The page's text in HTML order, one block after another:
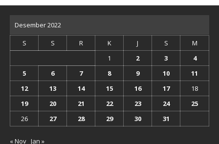
Desember 2022
S S R K J S
M
1
2 3
4
5
6 7 8 9 10
11
12
13 14 15 16 17
18
19
20 21 22 23 24
25
26
27 28 29 30 31
« Nov Jan »